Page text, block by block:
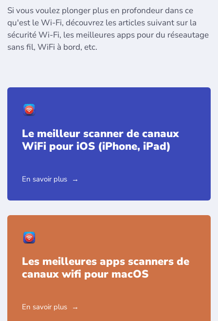
Si vous voulez plonger plus en profondeur dans ce
qu'est le Wi-Fi, découvrez les articles suivant sur la
sécurité Wi-Fi, les meilleures apps pour du réseautage
sans fil, WiFi à bord, etc.
Le meilleur scanner de canaux
WiFi pour iOS (iPhone, iPad)
En savoir plus
Les meilleures apps scanners de
canaux wifi pour macOS
En savoir plus